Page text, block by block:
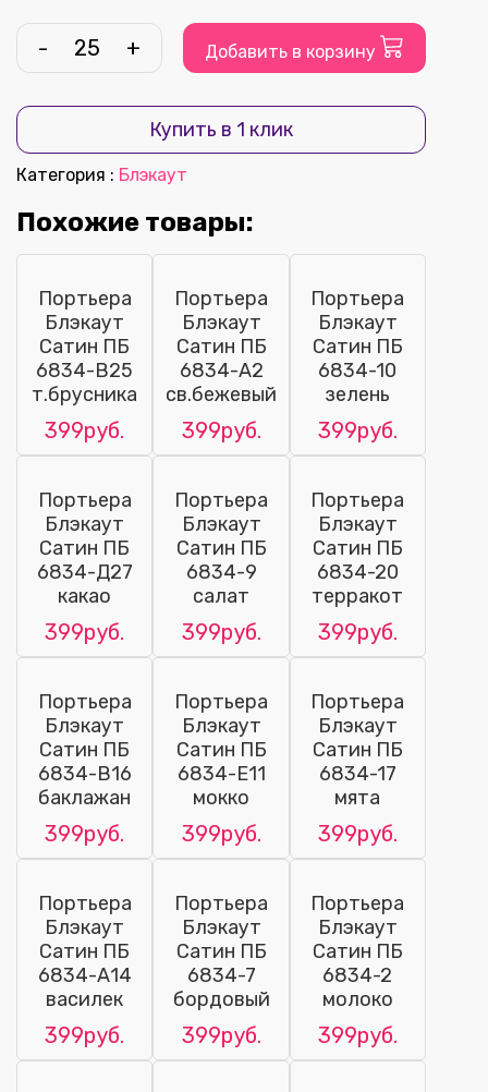
- + Добавить в корзину
Купить в 1 клик
Категория : Блэкаут
Похожие товары:
Портьера
Блэкаут
Сатин ПБ
6834-В25
т.брусника
399руб.
Портьера
Блэкаут
Сатин ПБ
6834-А2
св.бежевый
399руб.
Портьера
Блэкаут
Сатин ПБ
6834-10
зелень
399руб.
Портьера
Блэкаут
Сатин ПБ
6834-Д27
какао
399руб.
Портьера
Блэкаут
Сатин ПБ
6834-9
салат
399руб.
Портьера
Блэкаут
Сатин ПБ
6834-20
терракот
399руб.
Портьера
Блэкаут
Сатин ПБ
6834-В16
баклажан
399руб.
Портьера
Блэкаут
Сатин ПБ
6834-Е11
мокко
399руб.
Портьера
Блэкаут
Сатин ПБ
6834-17
мята
399руб.
Портьера
Блэкаут
Сатин ПБ
6834-А14
василек
399руб.
Портьера
Блэкаут
Сатин ПБ
6834-7
бордовый
399руб.
Портьера
Блэкаут
Сатин ПБ
6834-2
молоко
399руб.